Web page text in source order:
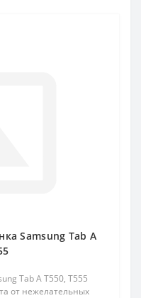
Samsung Tab A
Tab A T550, T555
от нежелательных